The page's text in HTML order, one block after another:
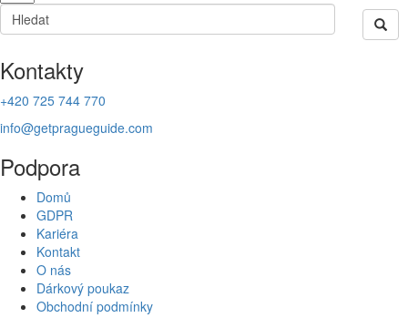
Kontakty
+420 725 744 770
info@getpragueguide.com
Podpora
Domů
GDPR
Kariéra
Kontakt
O nás
Dárkový poukaz
Obchodní podmínky